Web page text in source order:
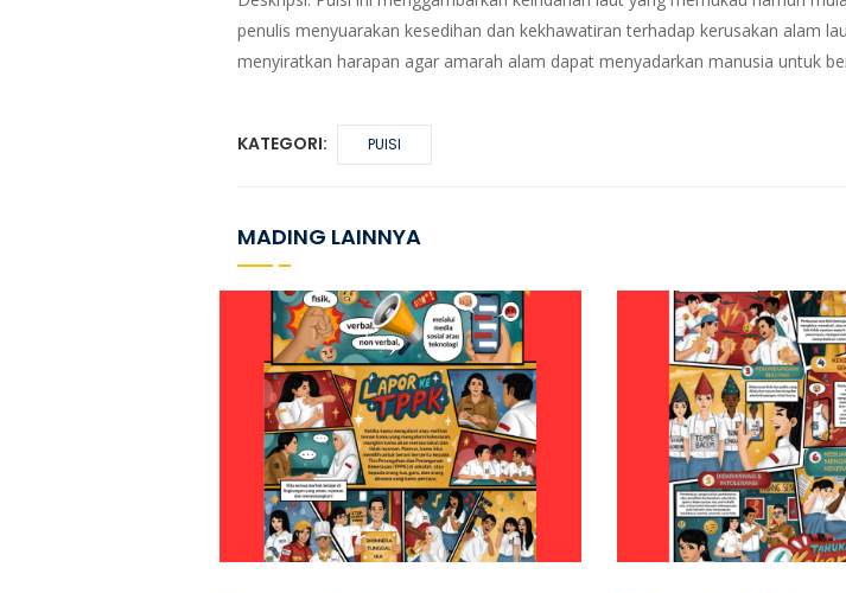
penulis menyuarakan kesedihan dan kekhawatiran terhadap kerusakan alam
menyiratkan harapan agar amarah alam dapat menyadarkan manusia untuk
KATEGORI: PUISI
MADING LAINNYA